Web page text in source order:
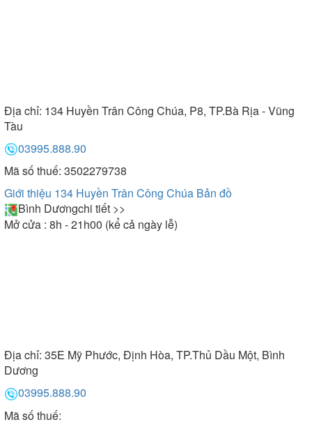
Địa chỉ: 134 Huyền Trân Công Chúa, P8, TP.Bà Rịa - Vũng
Tàu
03995.888.90
Mã số thuế: 3502279738
Giới thiệu 134 Huyền Trân Công Chúa Bản đồ
Bình Dươngchi tiết >>
Mở cửa : 8h - 21h00 (kể cả ngày lễ)
Địa chỉ: 35E Mỹ Phước, Định Hòa, TP.Thủ Dầu Một, Bình
Dương
03995.888.90
Mã số thuế: